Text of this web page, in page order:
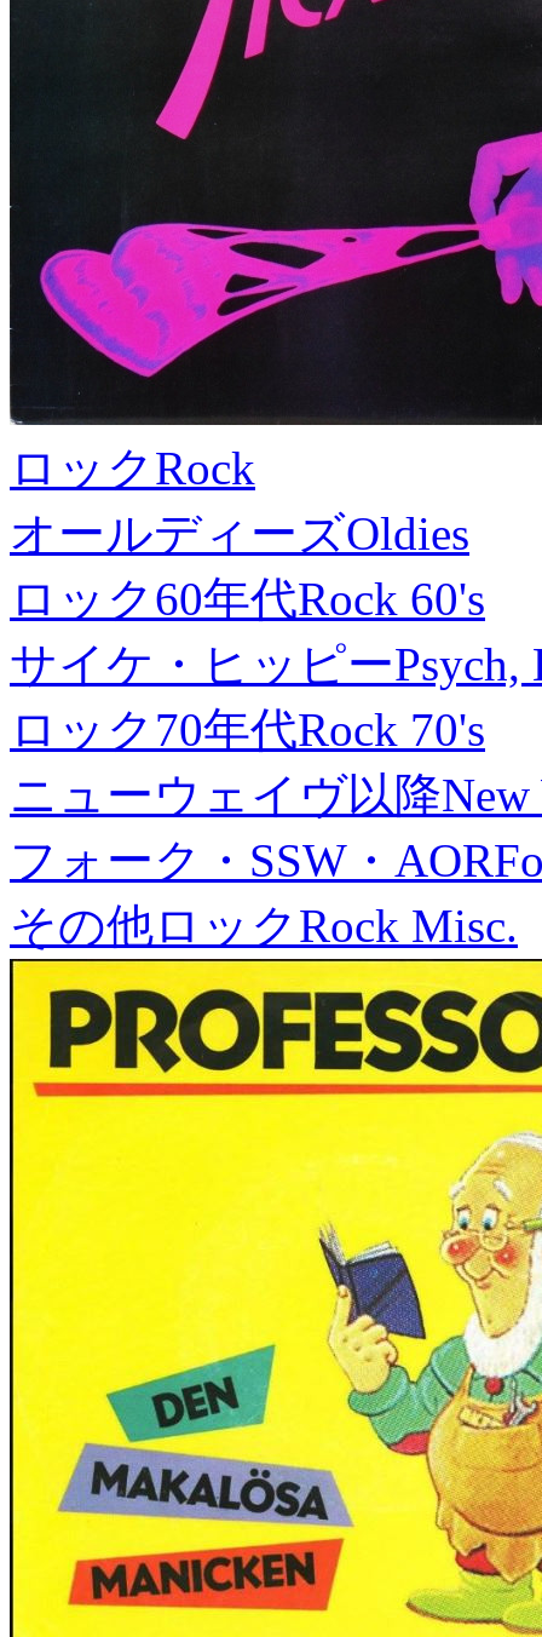
ロックRock
オールディーズOldies
ロック60年代Rock 60's
サイケ・ヒッピーPsych,
ロック70年代Rock 70's
ニューウェイヴ以降New
フォーク・SSW・AOR
その他ロックRock Misc.